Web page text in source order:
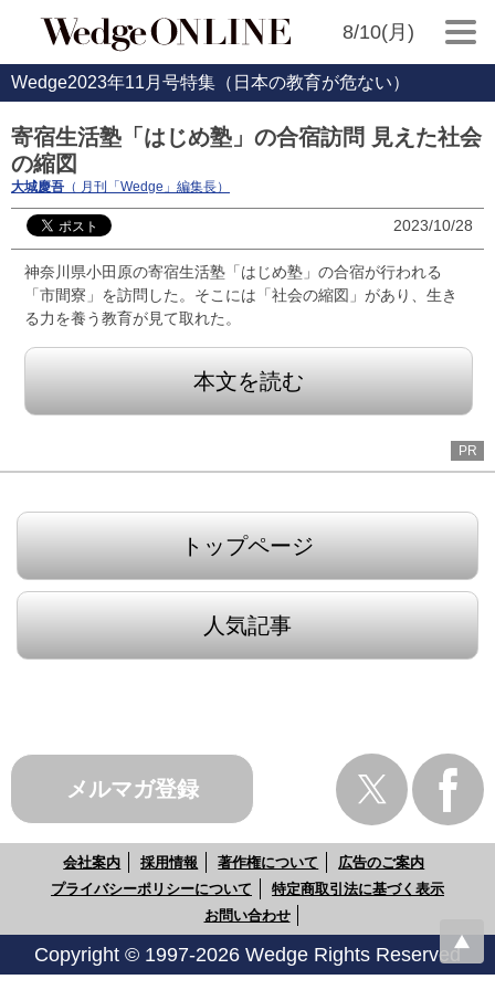
8/10(月)
Wedge2023年11月号特集（日本の教育が危ない）
寄宿生活塾「はじめ塾」の合宿訪問 見えた社会
の縮図
大城慶吾 （ 月刊「Wedge」編集長）
2023/10/28
神奈川県小田原の寄宿生活塾「はじめ塾」の合宿が行われる
「市間寮」を訪問した。そこには「社会の縮図」があり、生き
る力を養う教育が見て取れた。
本文を読む
PR
トップページ
人気記事
メルマガ登録
会社案内 採用情報 著作権について
広告のご案内
プライバシーポリシーについて
特定商取引法に基づく表示
お問い合わせ
Copyright © 1997-2026 Wedge Rights Reserved